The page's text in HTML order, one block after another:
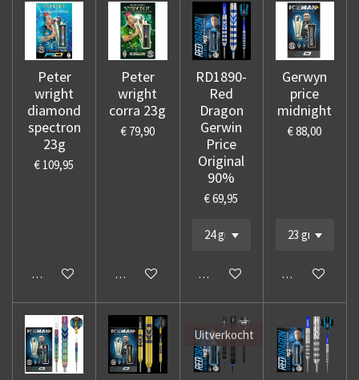
Peter
wright
diamond
spectron
23g
€ 109,95
In winkelwagen
Peter
wright
corra 23g
€ 79,90
In winkelwagen
RD1890-
Red
Dragon
Gerwin
Price
Original
90%
€ 69,95
In winkelwagen
Gerwyn
price
midnight
€ 88,00
In winkelwagen
Uitverkocht